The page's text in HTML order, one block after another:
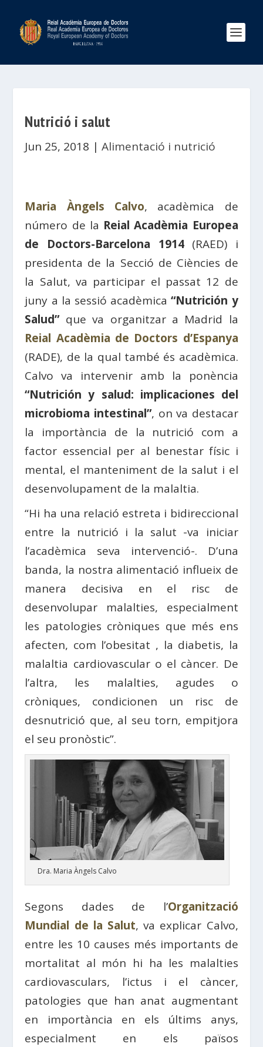
Nutrició i salut
Jun 25, 2018 |Alimentació i nutrició
Maria Àngels Calvo, acadèmica de
número de la Reial Acadèmia Europea
de Doctors-Barcelona 1914(RAED) i
presidenta de la Secció de Ciències de
la Salut, va participar el passat 12 de
juny a la sessió acadèmica“Nutrición y
Salud”que va organitzar a Madrid la
Reial Acadèmia de Doctors d’Espanya
(RADE), de la qual també és acadèmica.
Calvo va intervenir amb la ponència
“Nutrición y salud: implicaciones del
microbioma intestinal”, on va destacar
la importància de la nutrició com a
factor essencial per al benestar físic i
mental, el manteniment de la salut i el
desenvolupament de la malaltia.
“Hi ha una relació estreta i bidireccional
entre la nutrició i la salut -va iniciar
l’acadèmica seva intervenció-. D’una
banda, la nostra alimentació influeix de
manera decisiva en el risc de
desenvolupar malalties, especialment
les patologies cròniques que més ens
afecten, com l’obesitat , la diabetis, la
malaltia cardiovascular o el càncer. De
l’altra, les malalties, agudes o
cròniques, condicionen un risc de
desnutrició que, al seu torn, empitjora
el seu pronòstic”.
Dra. Maria Àngels Calvo
Segons dades de l’Organització
Mundial de la Salut, va explicar Calvo,
entre les 10 causes més importants de
mortalitat al món hi ha les malalties
cardiovasculars, l’ictus i el càncer,
patologies que han anat augmentant
en importància en els últims anys,
especialment en els països